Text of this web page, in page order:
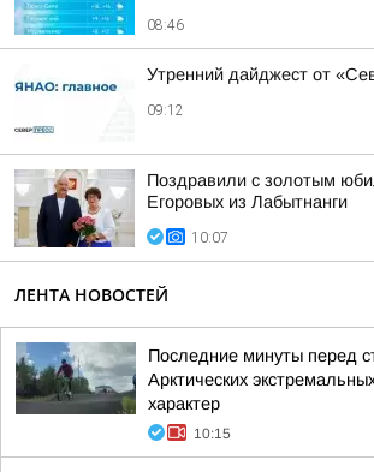
08:46
Утренний дайджест от
09:12
Поздравили с золотым
Егоровых из Лабытнанги
10:07
ЛЕНТА НОВОСТЕЙ
Последние минуты перед
Арктических
характер
10:15